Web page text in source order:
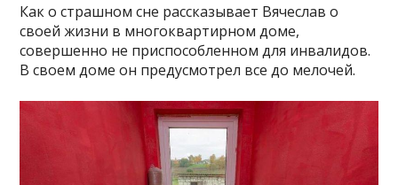
Как о страшном сне рассказывает Вячеслав о
своей жизни в многоквартирном доме,
совершенно не приспособленном для инвалидов.
В своем доме он предусмотрел все до мелочей.